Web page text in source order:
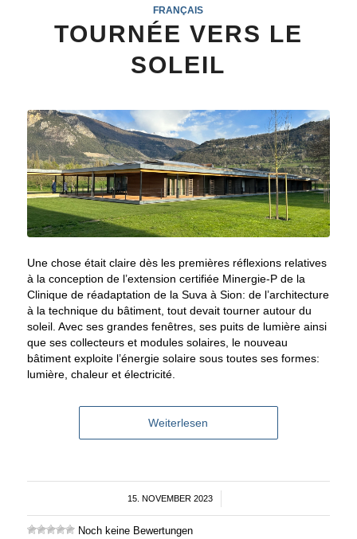
FRANÇAIS
TOURNÉE VERS LE
SOLEIL
Une chose était claire dès les premières réflexions relatives
à la conception de l’extension certifiée Minergie-P de la
Clinique de réadaptation de la Suva à Sion: de l’architecture
à la technique du bâtiment, tout devait tourner autour du
soleil. Avec ses grandes fenêtres, ses puits de lumière ainsi
que ses collecteurs et modules solaires, le nouveau
bâtiment exploite l’énergie solaire sous toutes ses formes:
lumière, chaleur et électricité.
Weiterlesen
15. NOVEMBER 2023
/
Noch keine Bewertungen